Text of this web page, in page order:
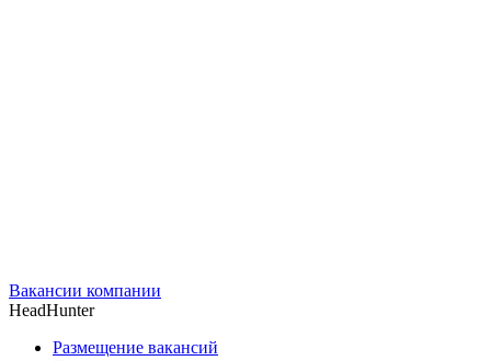
Вакансии компании
HeadHunter
Размещение вакансий